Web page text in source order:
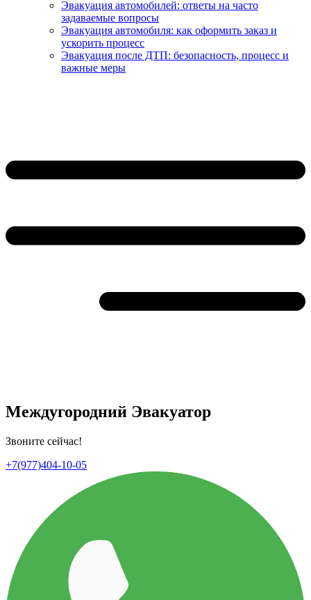
Эвакуация автомобилей: ответы на часто
задаваемые вопросы
Эвакуация автомобиля: как оформить заказ и
ускорить процесс
Эвакуация после ДТП: безопасность, процесс и
важные меры
Междугородний Эвакуатор
Звоните сейчас!
+7(977)404-10-05